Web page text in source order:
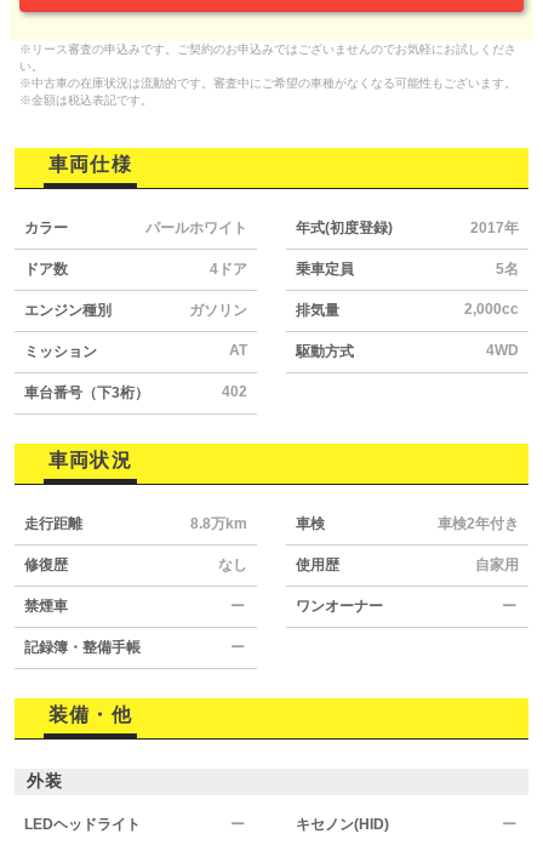
※リース審査の申込みです。ご契約のお申込みではございませんのでお気軽にお試しくださ
い。
※中古車の在庫状況は流動的です。審査中にご希望の車種がなくなる可能性もございます。
※金額は税込表記です。
車両仕様
カラー パールホワイト 年式(初度登録) 2017年
ドア数 4ドア 乗車定員 5名
エンジン種別 ガソリン 排気量 2,000cc
ミッション AT 駆動方式 4WD
車台番号（下3桁） 402
車両状況
走行距離 8.8万km 車検 車検2年付き
修復歴 なし 使用歴 自家用
禁煙車 ー ワンオーナー ー
記録簿・整備手帳 ー
装備・他
外装
LEDヘッドライト ー キセノン(HID) ー